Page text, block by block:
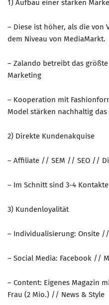
1) Aufbau einer starken
– Diese ist höher, als die von
dem Niveau von MediaMarkt.
– Zalando betreibt das
Marketing
– Kooperation mit
Model stärken nachhaltig das
2) Direkte Kundenakquise
– Affiliate // SEM // SEO //
– Im Schnitt sind 3-4
3) Kundenloyalität
– Individualisierung: Onsite //
– Social Media: Facebook //
– Content: Eigenes Magazin
Frau (2 Mio.) // News & Style